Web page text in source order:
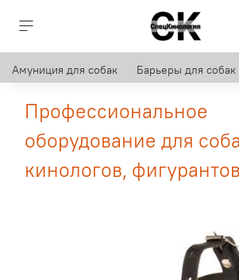
Амуниция для собак Барьеры для
Профессиональное
оборудование для
кинологов, фигурантов